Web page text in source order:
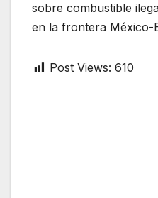
sobre combustible
en la frontera México-
Post Views: 610